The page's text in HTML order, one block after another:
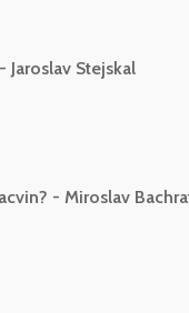
Jaroslav Stejskal
- Miroslav